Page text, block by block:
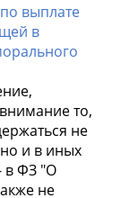
выплате
в
то,
не
и в иных
в ФЗ "О
не